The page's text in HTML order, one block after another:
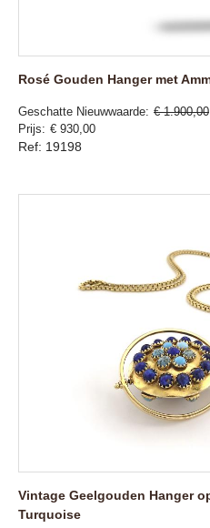
Rosé Gouden Hanger met
Geschatte Nieuwwaarde € 1.900,00
Prijs
€ 930,00
Ref: 19198
Vintage Geelgouden Hanger
Turquoise